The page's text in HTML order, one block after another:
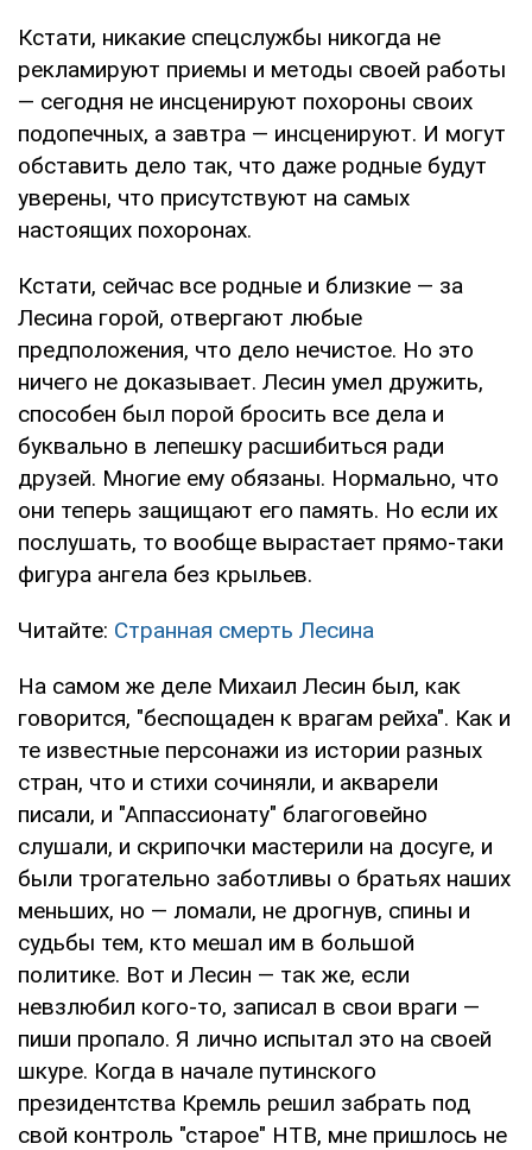
Кстати, никакие спецслужбы никогда не
рекламируют приемы и методы своей работы
— сегодня не инсценируют похороны своих
подопечных, а завтра — инсценируют. И могут
обставить дело так, что даже родные будут
уверены, что присутствуют на самых
настоящих похоронах.
Кстати, сейчас все родные и близкие — за
Лесина горой, отвергают любые
предположения, что дело нечистое. Но это
ничего не доказывает. Лесин умел дружить,
способен был порой бросить все дела и
буквально в лепешку расшибиться ради
друзей. Многие ему обязаны. Нормально, что
они теперь защищают его память. Но если их
послушать, то вообще вырастает прямо-таки
фигура ангела без крыльев.
Читайте: Странная смерть Лесина
На самом же деле Михаил Лесин был, как
говорится, "беспощаден к врагам рейха". Как и
те известные персонажи из истории разных
стран, что и стихи сочиняли, и акварели
писали, и "Аппассионату" благоговейно
слушали, и скрипочки мастерили на досуге, и
были трогательно заботливы о братьях наших
меньших, но — ломали, не дрогнув, спины и
судьбы тем, кто мешал им в большой
политике. Вот и Лесин — так же, если
невзлюбил кого-то, записал в свои враги —
пиши пропало. Я лично испытал это на своей
шкуре. Когда в начале путинского
президентства Кремль решил забрать под
свой контроль "старое" НТВ, мне пришлось не